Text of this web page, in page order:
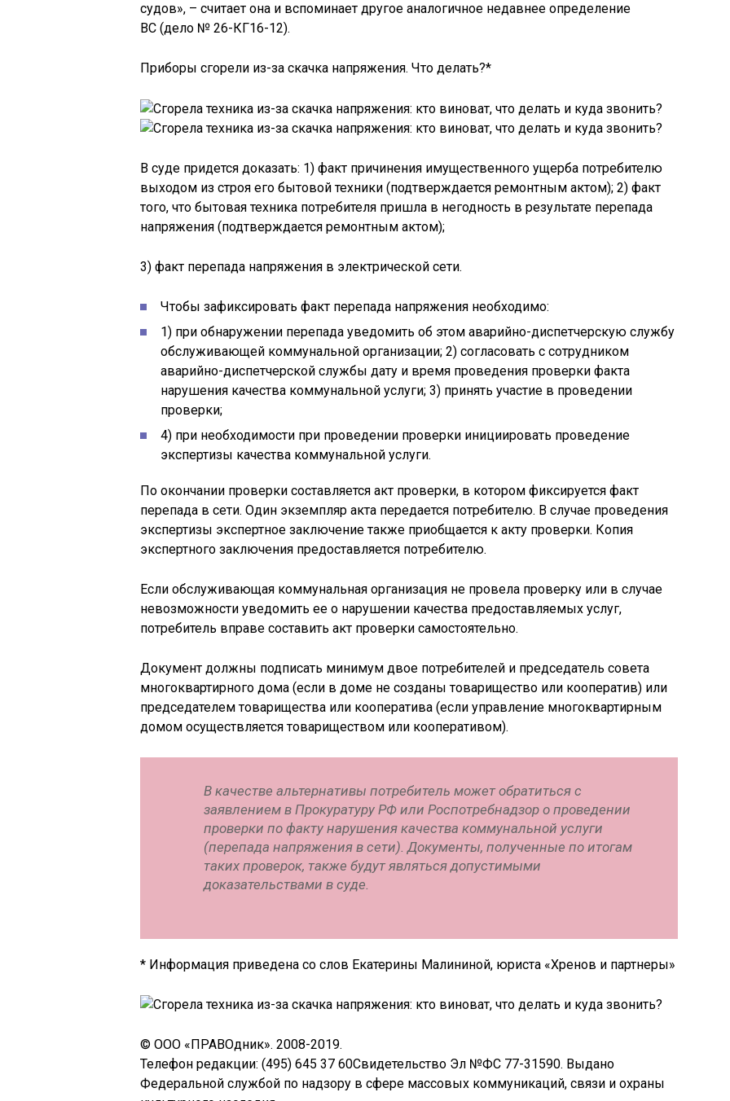
судов», – считает она и вспоминает другое аналогичное недавнее определение
ВС (дело № 26-КГ16-12).
Приборы сгорели из-за скачка напряжения. Что делать?*
В суде придется доказать: 1) факт причинения имущественного ущерба потребителю
выходом из строя его бытовой техники (подтверждается ремонтным актом); 2) факт
того, что бытовая техника потребителя пришла в негодность в результате перепада
напряжения (подтверждается ремонтным актом);
3) факт перепада напряжения в электрической сети.
Чтобы зафиксировать факт перепада напряжения необходимо:
1) при обнаружении перепада уведомить об этом аварийно-диспетчерскую службу
обслуживающей коммунальной организации; 2) согласовать с сотрудником
аварийно-диспетчерской службы дату и время проведения проверки факта
нарушения качества коммунальной услуги; 3) принять участие в проведении
проверки;
4) при необходимости при проведении проверки инициировать проведение
экспертизы качества коммунальной услуги.
По окончании проверки составляется акт проверки, в котором фиксируется факт
перепада в сети. Один экземпляр акта передается потребителю. В случае проведения
экспертизы экспертное заключение также приобщается к акту проверки. Копия
экспертного заключения предоставляется потребителю.
Если обслуживающая коммунальная организация не провела проверку или в случае
невозможности уведомить ее о нарушении качества предоставляемых услуг,
потребитель вправе составить акт проверки самостоятельно.
Документ должны подписать минимум двое потребителей и председатель совета
многоквартирного дома (если в доме не созданы товарищество или кооператив) или
председателем товарищества или кооператива (если управление многоквартирным
домом осуществляется товариществом или кооперативом).
В качестве альтернативы потребитель может обратиться с
заявлением в Прокуратуру РФ или Роспотребнадзор о проведении
проверки по факту нарушения качества коммунальной услуги
(перепада напряжения в сети). Документы, полученные по итогам
таких проверок, также будут являться допустимыми
доказательствами в суде.
* Информация приведена со слов Екатерины Малининой, юриста «Хренов и партнеры»
© ООО «ПРАВОдник». 2008-2019.
Телефон редакции: (495) 645 37 60Свидетельство Эл №ФС 77-31590. Выдано
Федеральной службой по надзору в сфере массовых коммуникаций, связи и охраны